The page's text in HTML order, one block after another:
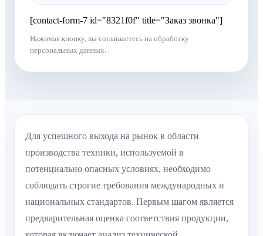
[contact-form-7 id="8321f0f" title="Заказ звонка"]
Нажимая кнопку, вы соглашаетесь на обработку
персональных данных.
Для успешного выхода на рынок в области
производства техники, используемой в
потенциально опасных условиях, необходимо
соблюдать строгие требования международных и
национальных стандартов. Первым шагом является
предварительная оценка соответствия продукции,